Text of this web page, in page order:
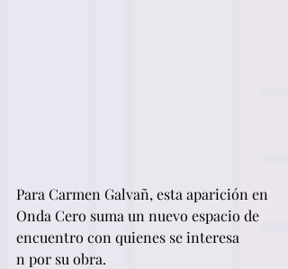
Para Carmen Galvañ, esta aparición en
Onda Cero suma un nuevo espacio de
encuentro con quienes se interesa
n por su obra.